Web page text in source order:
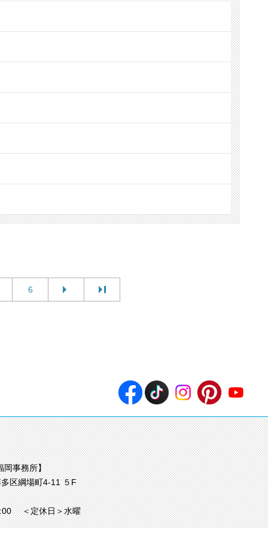
6
岡事務所】
多区綱場町4-11 ５F
＜定休日＞水曜